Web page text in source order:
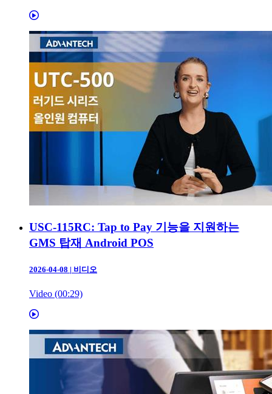
USC-115RC: Tap to Pay 기능을 지원하는
GMS 탑재 Android POS
2026-04-08 | 비디오
Video (00:29)